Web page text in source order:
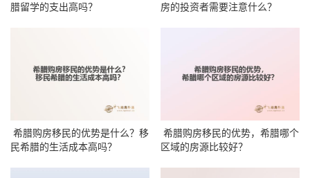
腊留学的支出高吗？
房的投资者需要注意什么？
希腊购房移民的优势是什么？移
民希腊的生活成本高吗？
希腊购房移民的优势，希腊哪个
区域的房源比较好？